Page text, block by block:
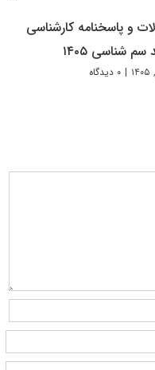
و پاسخنامه کارشناسی
سم شناسی ۱۴۰۵
| ۰ دیدگاه